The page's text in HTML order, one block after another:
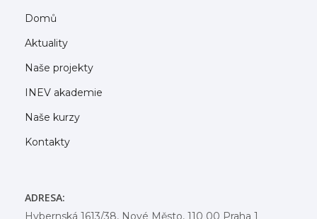
Domů
Aktuality
Naše projekty
INEV akademie
Naše kurzy
Kontakty
ADRESA:
Hybernská 1613/38, Nové Město, 110 00 Praha 1